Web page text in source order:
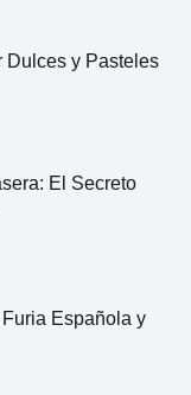
Dulces y Pasteles
El Secreto
Española y